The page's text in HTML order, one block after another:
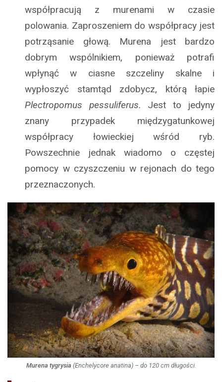
współpracują z murenami w czasie
polowania. Zaproszeniem do współpracy jest
potrząsanie głową. Murena jest bardzo
dobrym wspólnikiem, ponieważ potrafi
wpłynąć w ciasne szczeliny skalne i
wypłoszyć stamtąd zdobycz, którą łapie
Plectropomus pessuliferus. Jest to jedyny
znany przypadek międzygatunkowej
współpracy łowieckiej wśród ryb.
Powszechnie jednak wiadomo o częstej
pomocy w czyszczeniu w rejonach do tego
przeznaczonych.
Murena tygrysia (Enchelycore anatina) – do 120 cm długości.